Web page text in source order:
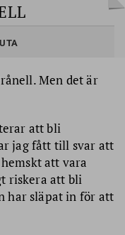
Insatserna består
som dusch och
in privat, ”det blir både
Men det är
att bli
jag fått till svar att
att vara
riskera att bli
har släpat in för att